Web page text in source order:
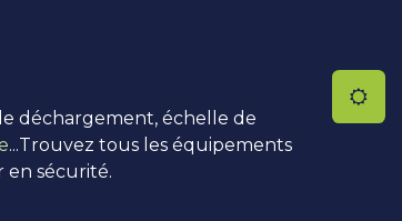
déchargement, échelle de
...Trouvez tous les équipements
sécurité.